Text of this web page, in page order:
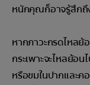
หนักคุณก็อาจรู้สึกถึ
หากภาวะกรดไหลย้
กระเพาะจะไหลย้อ
หรือขมในปากและ